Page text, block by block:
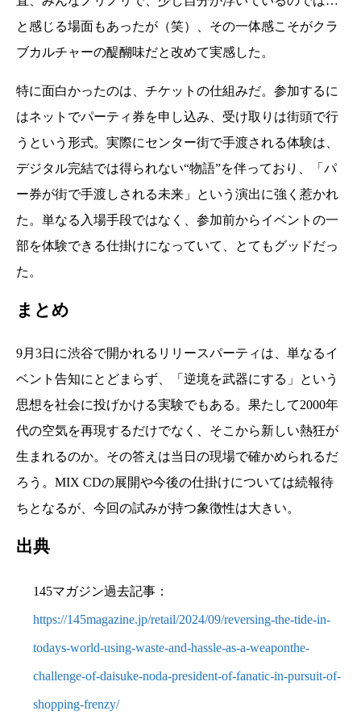
と感じる場面もあったが（笑）、その一体感こそがクラ
ブカルチャーの醍醐味だと改めて実感した。
特に面白かったのは、チケットの仕組みだ。参加するに
はネットでパーティ券を申し込み、受け取りは街頭で行
うという形式。実際にセンター街で手渡される体験は、
デジタル完結では得られない“物語”を伴っており、「パ
ー券が街で手渡しされる未来」という演出に強く惹かれ
た。単なる入場手段ではなく、参加前からイベントの一
部を体験できる仕掛けになっていて、とてもグッドだっ
た。
まとめ
9月3日に渋谷で開かれるリリースパーティは、単なるイ
ベント告知にとどまらず、「逆境を武器にする」という
思想を社会に投げかける実験でもある。果たして2000年
代の空気を再現するだけでなく、そこから新しい熱狂が
生まれるのか。その答えは当日の現場で確かめられるだ
ろう。MIX CDの展開や今後の仕掛けについては続報待
ちとなるが、今回の試みが持つ象徴性は大きい。
出典
145マガジン過去記事：
https://145magazine.jp/retail/2024/09/reversing-the-tide-in-
todays-world-using-waste-and-hassle-as-a-weaponthe-
challenge-of-daisuke-noda-president-of-fanatic-in-pursuit-of-
shopping-frenzy/